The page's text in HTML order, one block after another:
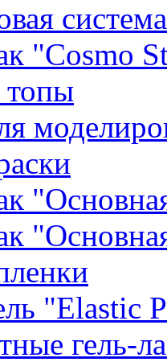
система
"Cosmo
топы
"Elastic
гель-